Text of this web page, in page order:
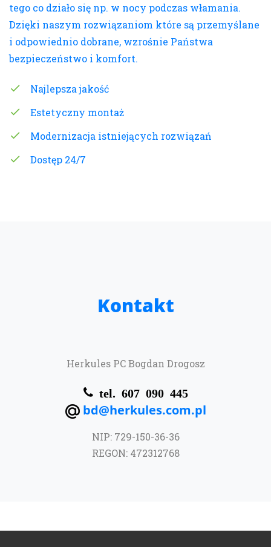
tego co działo się np. w nocy podczas włamania.
Dzięki naszym rozwiązaniom które są przemyślane
i odpowiednio dobrane, wzrośnie Państwa
bezpieczeństwo i komfort.
Najlepsza jakość
Estetyczny montaż
Modernizacja istniejących rozwiązań
Dostęp 24/7
Kontakt
Herkules PC Bogdan Drogosz
tel. 607 090 445
bd@herkules.com.pl
NIP: 729-150-36-36
REGON: 472312768